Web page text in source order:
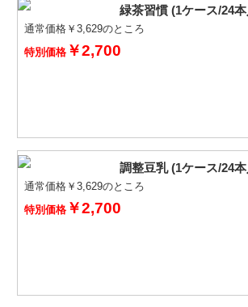
緑茶習慣 (1ケース/24
通常価格￥3,629のところ
特別価格 ￥2,700
調整豆乳 (1ケース/24
通常価格￥3,629のところ
特別価格 ￥2,700